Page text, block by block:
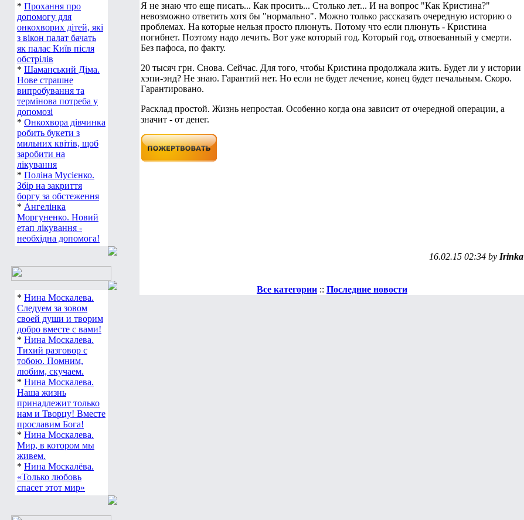
* Прохання про
допомогу для
онкохворих дітей, які
з вікон палат бачать
як палає Київ після
обстрілів
* Шаманський Діма.
Нове страшне
випробування та
термінова потреба у
допомозі
* Онкохвора дівчинка
робить букети з
мильних квітів, щоб
заробити на
лікування
* Поліна Мусієнко.
Збір на закриття
боргу за обстеження
* Ангелінка
Моргуненко. Новий
етап лікування -
необхідна допомога!
* Нина Москалева.
Следуем за зовом
своей души и творим
добро вместе с вами!
* Нина Москалева.
Тихий разговор с
тобою. Помним,
любим, скучаем.
* Нина Москалева.
Наша жизнь
принадлежит только
нам и Творцу! Вместе
прославим Бога!
* Нина Москалева.
Мир, в котором мы
живем.
* Нина Москалёва.
«Только любовь
спасет этот мир»
Я не знаю что еще писать... Как просить... Столько лет... И на вопрос "Как Кристина?"
невозможно ответить хотя бы "нормально". Можно только рассказать очередную историю о
проблемах. На которые нельзя просто плюнуть. Потому что если плюнуть - Кристина
погибнет. Поэтому надо лечить. Вот уже который год. Который год, отвоеванный у смерти.
Без пафоса, по факту.
20 тысяч грн. Снова. Сейчас. Для того, чтобы Кристина продолжала жить. Будет ли у истории
хэпи-энд? Не знаю. Гарантий нет. Но если не будет лечение, конец будет печальным. Скоро.
Гарантировано.
Расклад простой. Жизнь непростая. Особенно когда она зависит от очередной операции, а
значит - от денег.
16.02.15 02:34 by Irinka
Все категории :: Последние новости